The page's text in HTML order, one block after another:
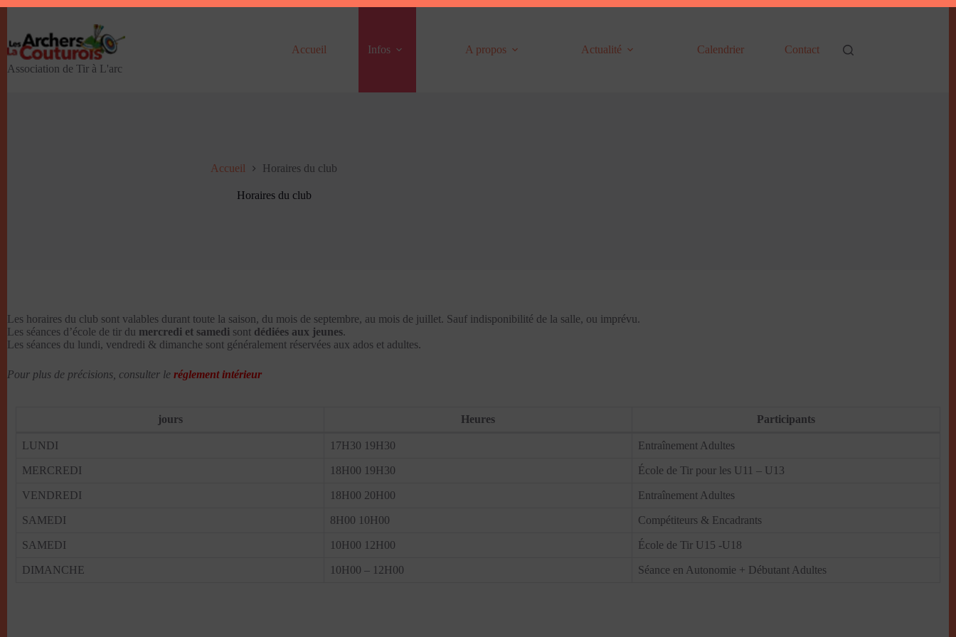
contenu
Association de Tir à L'arc
Accueil Infos A propos Actualité Calendrier Contact
Accueil Horaires du club
Horaires du club
Les horaires du club sont valables durant toute la saison, du mois de septembre, au mois de juillet. Sauf indisponibilité de la salle, ou imprévu.
Les séances d’école de tir du mercredi et samedi sont dédiées aux jeunes.
Les séances du lundi, vendredi & dimanche sont généralement réservées aux ados et adultes.
Pour plus de précisions, consulter le réglement intérieur
jours Heures Participants
LUNDI 17H30 19H30 Entraînement Adultes
MERCREDI 18H00 19H30 École de Tir pour les U11 – U13
VENDREDI 18H00 20H00 Entraînement Adultes
SAMEDI 8H00 10H00 Compétiteurs & Encadrants
SAMEDI 10H00 12H00 École de Tir U15 -U18
DIMANCHE 10H00 – 12H00 Séance en Autonomie + Débutant Adultes